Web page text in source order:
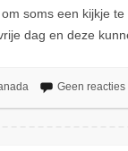
soms een kijkje
dag en deze
Geen reacties